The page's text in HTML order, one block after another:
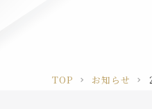
TOP お知らせ